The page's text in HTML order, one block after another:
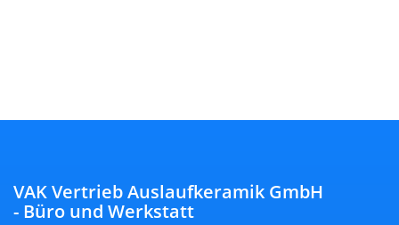
VAK Vertrieb Auslaufkeramik GmbH
- Büro und Werkstatt